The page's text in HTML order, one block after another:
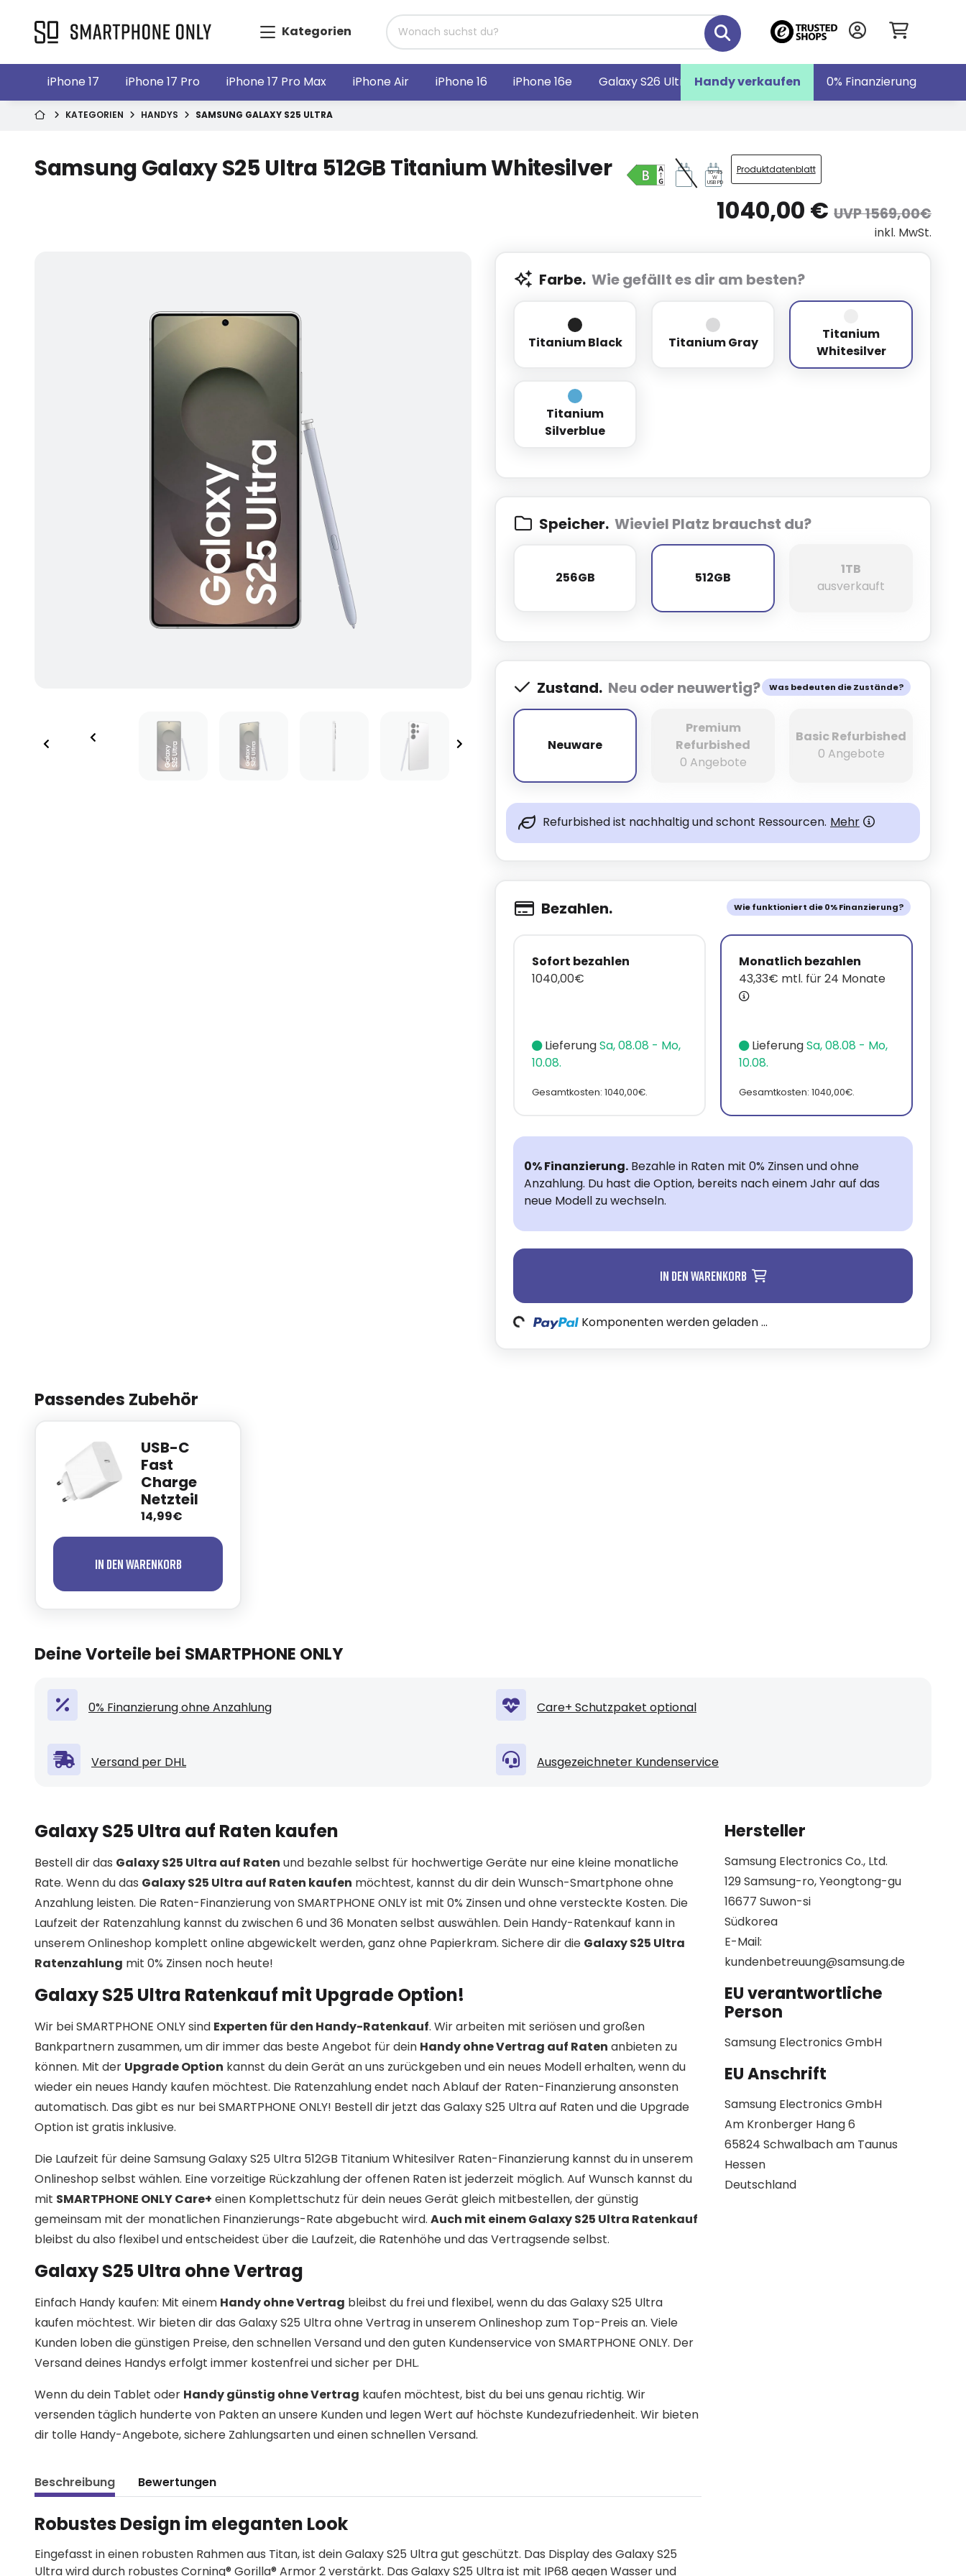
Kategorien
Handy verkaufen 0% Finanzierung
iPhone 17 iPhone 17 Pro iPhone 17 Pro Max iPhone Air iPhone 16 iPhone 16e Galaxy S26 Ultra Galaxy S26 Galaxy Z Fold7
KATEGORIEN HANDYS SAMSUNG GALAXY S25 ULTRA
Samsung Galaxy S25 Ultra 512GB Titanium Whitesilver 10-45
W
USB PD
Produktdatenblatt
1040,00 € UVP 1569,00€
inkl. MwSt.
Farbe. Wie gefällt es dir am besten?
Titanium Black
Titanium Black Titanium Gray
Titanium Gray
Titanium
Whitesilver
Titanium Whitesilver
Titanium
Silverblue
Titanium Silverblue
Speicher. Wieviel Platz brauchst du?
256GB
256GB 512GB
512GB
1TB
ausverkauft
1TB
Was bedeuten die Zustände?
Zustand. Neu oder neuwertig?
Neuware
Neuware
Premium
Refurbished
0 Angebote
Basic Refurbished
0 Angebote
Refurbished ist nachhaltig und schont Ressourcen. Mehr
Wie funktioniert die 0% Finanzierung?
Bezahlen.
Sofort bezahlen
1040,00€
LieferungSa, 08.08 - Mo,
10.08.
Gesamtkosten: 1040,00€.
Monatlich bezahlen
43,33€ mtl. für 24 Monate
LieferungSa, 08.08 - Mo,
10.08.
Gesamtkosten: 1040,00€.
0% Finanzierung. Bezahle in Raten mit 0% Zinsen und ohne
Anzahlung. Du hast die Option, bereits nach einem Jahr auf das
neue Modell zu wechseln.
In den Warenkorb
Loading... Komponenten werden geladen ...
Passendes Zubehör
USB-C
Fast
Charge
Netzteil
14,99€
In den Warenkorb
Deine Vorteile bei SMARTPHONE ONLY
0% Finanzierung ohne Anzahlung Care+ Schutzpaket optional
Versand per DHL Ausgezeichneter Kundenservice
Galaxy S25 Ultra auf Raten kaufen
Bestell dir das Galaxy S25 Ultra auf Raten und bezahle selbst für hochwertige Geräte nur eine kleine monatliche
Rate. Wenn du das Galaxy S25 Ultra auf Raten kaufen möchtest, kannst du dir dein Wunsch-Smartphone ohne
Anzahlung leisten. Die Raten-Finanzierung von SMARTPHONE ONLY ist mit 0% Zinsen und ohne versteckte Kosten. Die
Laufzeit der Ratenzahlung kannst du zwischen 6 und 36 Monaten selbst auswählen. Dein Handy-Ratenkauf kann in
unserem Onlineshop komplett online abgewickelt werden, ganz ohne Papierkram. Sichere dir die Galaxy S25 Ultra
Ratenzahlung mit 0% Zinsen noch heute!
Galaxy S25 Ultra Ratenkauf mit Upgrade Option!
Wir bei SMARTPHONE ONLY sind Experten für den Handy-Ratenkauf. Wir arbeiten mit seriösen und großen
Bankpartnern zusammen, um dir immer das beste Angebot für dein Handy ohne Vertrag auf Raten anbieten zu
können. Mit der Upgrade Option kannst du dein Gerät an uns zurückgeben und ein neues Modell erhalten, wenn du
wieder ein neues Handy kaufen möchtest. Die Ratenzahlung endet nach Ablauf der Raten-Finanzierung ansonsten
automatisch. Das gibt es nur bei SMARTPHONE ONLY! Bestell dir jetzt das Galaxy S25 Ultra auf Raten und die Upgrade
Option ist gratis inklusive.
Die Laufzeit für deine Samsung Galaxy S25 Ultra 512GB Titanium Whitesilver Raten-Finanzierung kannst du in unserem
Onlineshop selbst wählen. Eine vorzeitige Rückzahlung der offenen Raten ist jederzeit möglich. Auf Wunsch kannst du
mit SMARTPHONE ONLY Care+ einen Komplettschutz für dein neues Gerät gleich mitbestellen, der günstig
gemeinsam mit der monatlichen Finanzierungs-Rate abgebucht wird. Auch mit einem Galaxy S25 Ultra Ratenkauf
bleibst du also flexibel und entscheidest über die Laufzeit, die Ratenhöhe und das Vertragsende selbst.
Galaxy S25 Ultra ohne Vertrag
Einfach Handy kaufen: Mit einem Handy ohne Vertrag bleibst du frei und flexibel, wenn du das Galaxy S25 Ultra
kaufen möchtest. Wir bieten dir das Galaxy S25 Ultra ohne Vertrag in unserem Onlineshop zum Top-Preis an. Viele
Kunden loben die günstigen Preise, den schnellen Versand und den guten Kundenservice von SMARTPHONE ONLY. Der
Versand deines Handys erfolgt immer kostenfrei und sicher per DHL.
Wenn du dein Tablet oder Handy günstig ohne Vertrag kaufen möchtest, bist du bei uns genau richtig. Wir
versenden täglich hunderte von Pakten an unsere Kunden und legen Wert auf höchste Kundezufriedenheit. Wir bieten
dir tolle Handy-Angebote, sichere Zahlungsarten und einen schnellen Versand.
Beschreibung Bewertungen
Robustes Design im eleganten Look
Eingefasst in einen robusten Rahmen aus Titan, ist dein Galaxy S25 Ultra gut geschützt. Das Display des Galaxy S25
Ultra wird durch robustes Corning® Gorilla® Armor 2 verstärkt. Das Galaxy S25 Ultra ist mit IP68 gegen Wasser und
Hersteller
Samsung Electronics Co., Ltd.
129 Samsung-ro, Yeongtong-gu
16677 Suwon-si
Südkorea
E-Mail:
kundenbetreuung@samsung.de
EU verantwortliche
Person
Samsung Electronics GmbH
EU Anschrift
Samsung Electronics GmbH
Am Kronberger Hang 6
65824 Schwalbach am Taunus
Hessen
Deutschland